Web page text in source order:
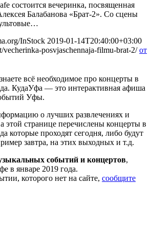
состоится вечеринка, посвященная
Балабанова «Брат-2». Со сцены
InStock 2019-01-14T20:40:00+03:00
vecherinka-posvjaschennaja-filmu-brat-2/ от
всё необходимое про концерты в
КудаУфа — это интерактивная афиша
Уфы.
о лучших развлечениях и
странице перечислены концерты в
которые проходят сегодня, либо будут
завтра, на этих выходных и т.д.
событий и концертов,
в январе 2019 года.
которого нет на сайте, сообщите